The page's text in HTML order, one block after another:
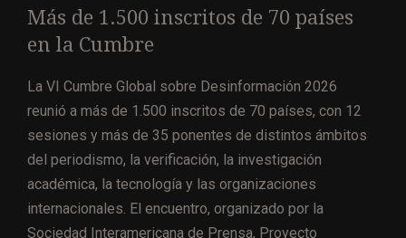
Más de 1.500 inscritos de 70 países
en la Cumbre
La VI Cumbre Global sobre Desinformación 2026
reunió a más de 1.500 inscritos de 70 países, con 12
sesiones y más de 35 ponentes de distintos ámbitos
del periodismo, la verificación, la investigación
académica, la tecnología y las organizaciones
internacionales. El encuentro, organizado por la
Sociedad Interamericana de Prensa, Proyecto